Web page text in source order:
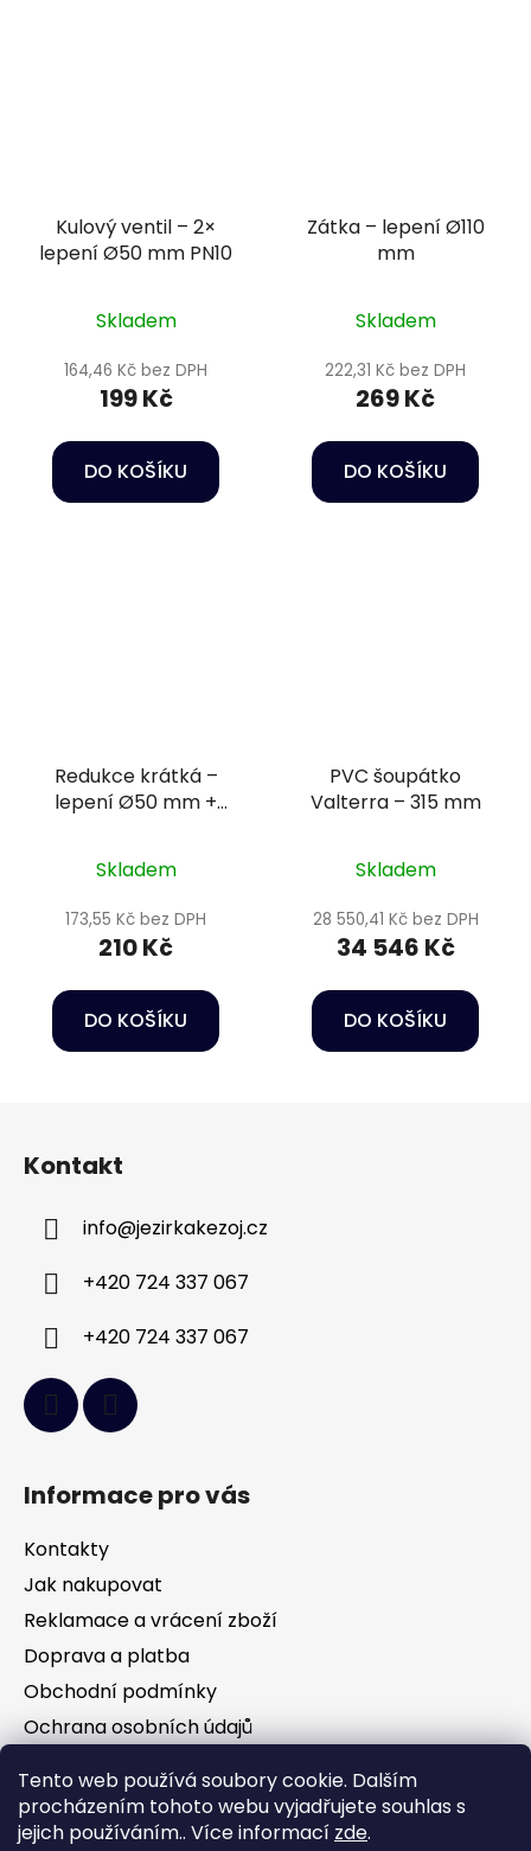
Tento web používá soubory cookie. Dalším
procházením tohoto webu vyjadřujete souhlas s
jejich používáním.. Více informací zde.
Kulový ventil – 2×
lepení Ø50 mm PN10
Skladem
164,46 Kč bez DPH
199 Kč
DO KOŠÍKU
Zátka – lepení Ø110
mm
Skladem
222,31 Kč bez DPH
269 Kč
DO KOŠÍKU
Redukce krátká –
lepení Ø50 mm +
Skladem
173,55 Kč bez DPH
210 Kč
DO KOŠÍKU
PVC šoupátko
Valterra – 315 mm
Skladem
28 550,41 Kč bez DPH
34 546 Kč
DO KOŠÍKU
Kontakt
info@jezirkakezoj.cz
+420 724 337 067
+420 724 337 067
Informace pro vás
Kontakty
Jak nakupovat
Reklamace a vrácení zboží
Doprava a platba
Obchodní podmínky
Ochrana osobních údajů
Facebook